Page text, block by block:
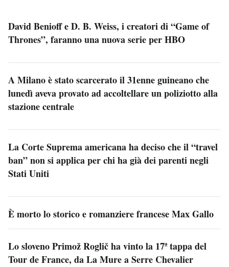
David Benioff e D. B. Weiss, i creatori di “Game of
Thrones”, faranno una nuova serie per HBO
A Milano è stato scarcerato il 31enne guineano che
lunedì aveva provato ad accoltellare un poliziotto alla
stazione centrale
La Corte Suprema americana ha deciso che il “travel
ban” non si applica per chi ha già dei parenti negli
Stati Uniti
È morto lo storico e romanziere francese Max Gallo
Lo sloveno Primož Roglič ha vinto la 17ª tappa del
Tour de France, da La Mure a Serre Chevalier